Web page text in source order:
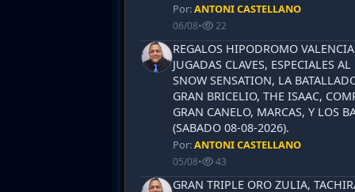
Por:ANTONI CASTELLANO
06/08• 22
REGALOS HIPODROMO
JUGADAS CLAVES, ESPECIALES
SNOW SENSATION, LA
GRAN BRICELIO, THE ISAAC,
GRAN CANELO, MARCAS, Y LOS
(SABADO 08-08-2026).
Por:ANTONI CASTELLANO
05/08• 43
GRAN TRIPLE ORO ZULIA,